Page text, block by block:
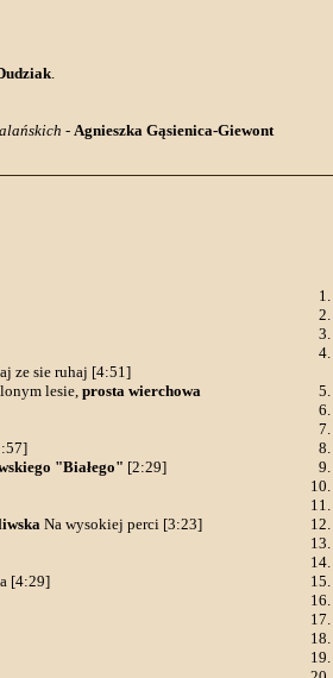
.
- Agnieszka Gąsienica-Giewont
ze sie ruhaj [4:51]
lesie, prosta wierchowa
"Białego" [2:29]
Na wysokiej perci [3:23]
[4:29]